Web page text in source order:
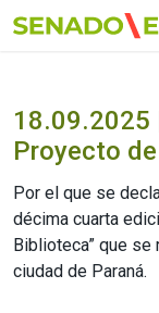
Ir al menú principal
18.09.2025
Proyecto
Por el que se
décima cuarta
Biblioteca” que
ciudad de Paraná.